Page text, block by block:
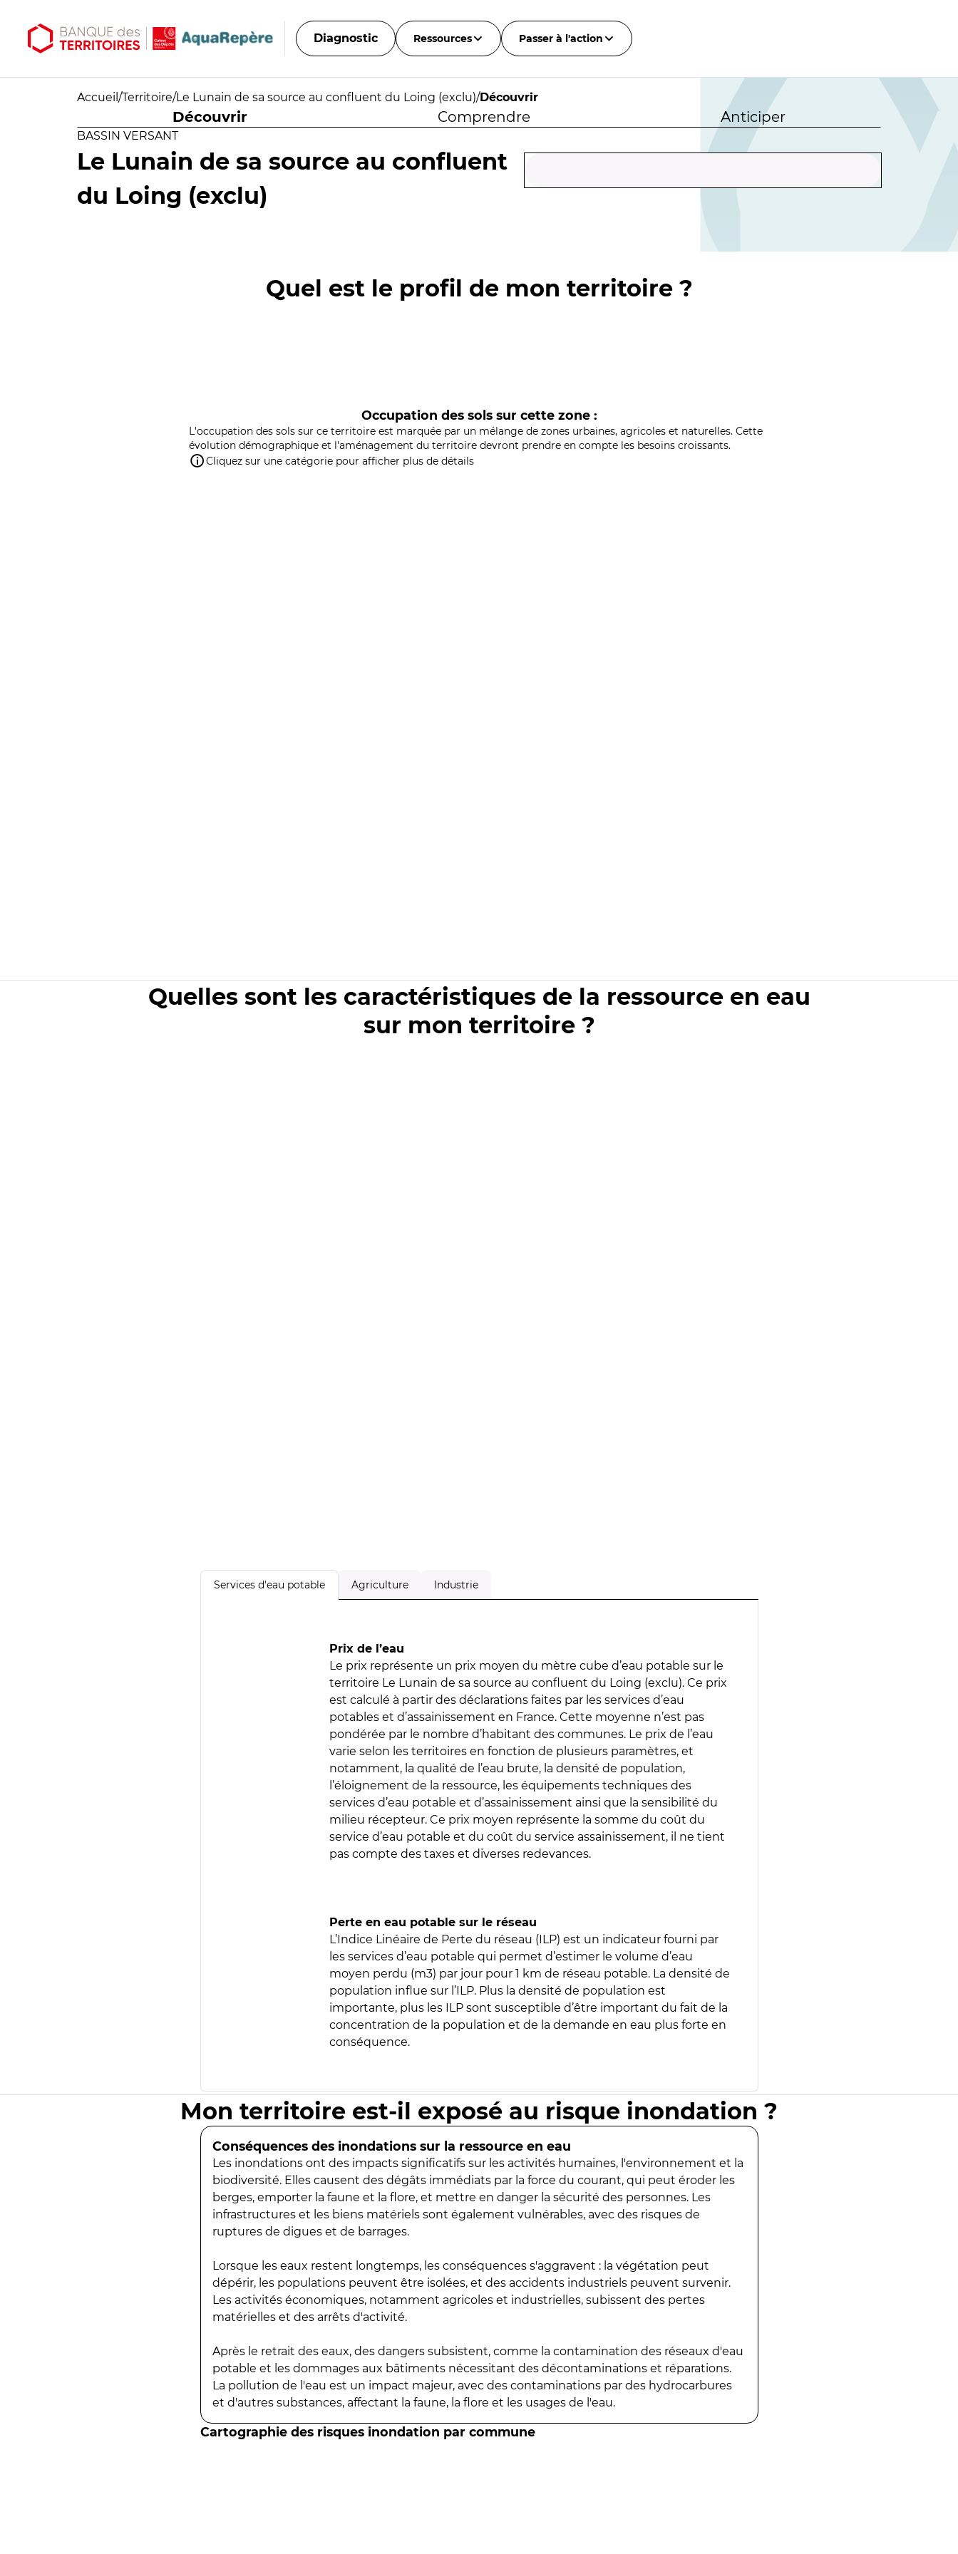
Diagnostic Ressources Passer à l'action
Accueil /Territoire/Le Lunain de sa source au confluent du Loing (exclu)/Découvrir
Découvrir Comprendre Anticiper
BASSIN VERSANT
Le Lunain de sa source au confluent
du Loing (exclu)
Quel est le profil de mon territoire ?
Occupation des sols sur cette zone :
L'occupation des sols sur ce territoire est marquée par un mélange de zones urbaines, agricoles et naturelles. Cette
évolution démographique et l'aménagement du territoire devront prendre en compte les besoins croissants.
Cliquez sur une catégorie pour afficher plus de détails
Quelles sont les caractéristiques de la ressource en eau
sur mon territoire ?
Services d'eau potable Agriculture Industrie
Prix de l’eau
Le prix représente un prix moyen du mètre cube d’eau potable sur le
territoire Le Lunain de sa source au confluent du Loing (exclu). Ce prix
est calculé à partir des déclarations faites par les services d’eau
potables et d’assainissement en France. Cette moyenne n’est pas
pondérée par le nombre d’habitant des communes. Le prix de l’eau
varie selon les territoires en fonction de plusieurs paramètres, et
notamment, la qualité de l’eau brute, la densité de population,
l’éloignement de la ressource, les équipements techniques des
services d’eau potable et d’assainissement ainsi que la sensibilité du
milieu récepteur. Ce prix moyen représente la somme du coût du
service d’eau potable et du coût du service assainissement, il ne tient
pas compte des taxes et diverses redevances.
Perte en eau potable sur le réseau
L’Indice Linéaire de Perte du réseau (ILP) est un indicateur fourni par
les services d’eau potable qui permet d’estimer le volume d’eau
moyen perdu (m3) par jour pour 1 km de réseau potable. La densité de
population influe sur l’ILP. Plus la densité de population est
importante, plus les ILP sont susceptible d’être important du fait de la
concentration de la population et de la demande en eau plus forte en
conséquence.
Mon territoire est-il exposé au risque inondation ?
Conséquences des inondations sur la ressource en eau
Les inondations ont des impacts significatifs sur les activités humaines, l'environnement et la
biodiversité. Elles causent des dégâts immédiats par la force du courant, qui peut éroder les
berges, emporter la faune et la flore, et mettre en danger la sécurité des personnes. Les
infrastructures et les biens matériels sont également vulnérables, avec des risques de
ruptures de digues et de barrages.
Lorsque les eaux restent longtemps, les conséquences s'aggravent : la végétation peut
dépérir, les populations peuvent être isolées, et des accidents industriels peuvent survenir.
Les activités économiques, notamment agricoles et industrielles, subissent des pertes
matérielles et des arrêts d'activité.
Après le retrait des eaux, des dangers subsistent, comme la contamination des réseaux d'eau
potable et les dommages aux bâtiments nécessitant des décontaminations et réparations.
La pollution de l'eau est un impact majeur, avec des contaminations par des hydrocarbures
et d'autres substances, affectant la faune, la flore et les usages de l'eau.
Cartographie des risques inondation par commune